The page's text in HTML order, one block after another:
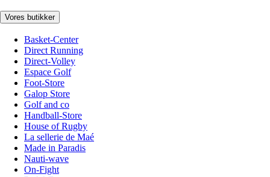
Vores butikker
Basket-Center
Direct Running
Direct-Volley
Espace Golf
Foot-Store
Galop Store
Golf and co
Handball-Store
House of Rugby
La sellerie de Maé
Made in Paradis
Nauti-wave
On-Fight